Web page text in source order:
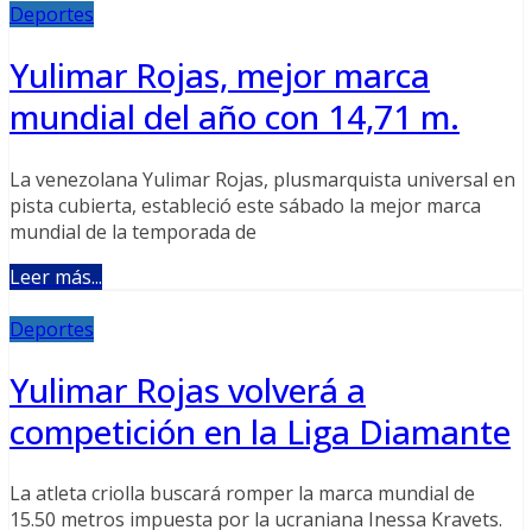
Deportes
Yulimar Rojas, mejor marca
mundial del año con 14,71 m.
La venezolana Yulimar Rojas, plusmarquista universal en
pista cubierta, estableció este sábado la mejor marca
mundial de la temporada de
Leer más...
Deportes
Yulimar Rojas volverá a
competición en la Liga Diamante
La atleta criolla buscará romper la marca mundial de
15.50 metros impuesta por la ucraniana Inessa Kravets.